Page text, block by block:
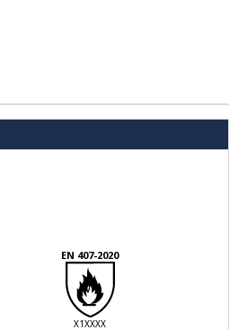
EN 407-2020
X1XXXX